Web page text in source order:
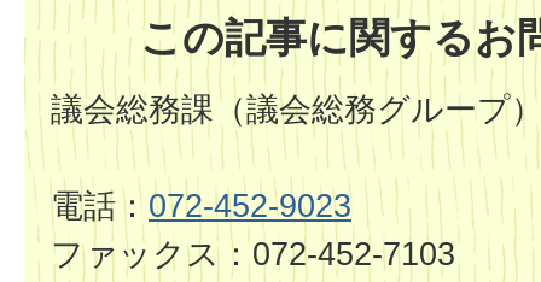
この記事に関するお
議会総務課（議会総務グループ
電話： 072-452-9023
ファックス：072-452-7103